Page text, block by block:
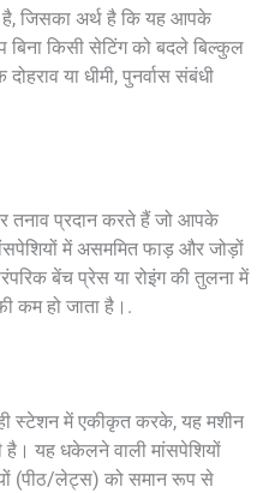
है, जिसका अर्थ है कि यह आपके
किसी सेटिंग को बदले बिल्कुल
या धीमी, पुनर्वास संबंधी
तनाव प्रदान करते हैं जो आपके
में असममित फाड़ और जोड़ों
बेंच प्रेस या रोइंग की तुलना में
कम हो जाता है।.
स्टेशन में एकीकृत करके, यह मशीन
यह धकेलने वाली मांसपेशियों
(पीठ/लेट्स) को समान रूप से